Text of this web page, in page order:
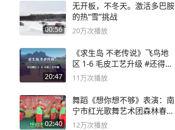
00:56
无开板，不冬天。激活多巴胺
的热“雪”挑战
20万次播放
20:47
《求生岛 不老传说》飞鸟地
区 1-6 毛皮工艺升级 #还得是
主机大作
11万次播放
02:40
舞蹈《想你想不够》表演：南
宁市红光歌舞艺术团森林春红
舞蹈队。
12万次播放